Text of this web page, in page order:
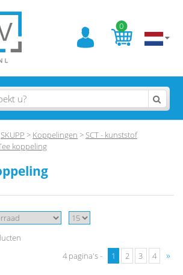
0
SKUPP > Koppelingen >SCT - kunststof
koppeling
4 pagina's -
1 2 3 4 »